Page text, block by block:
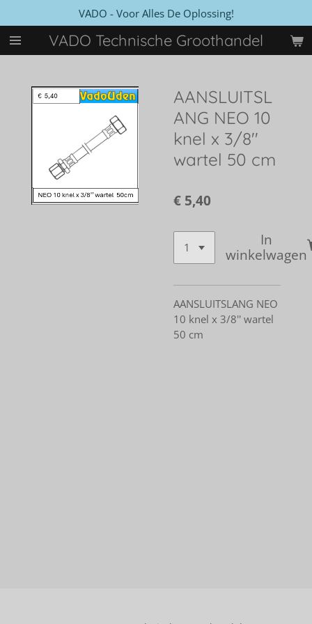
direct
naar
VADO Technische Groothandel
VADO - Voor Alles De Oplossing!
AANSLUITSL
ANG NEO 10
knel x 3/8''
wartel 50 cm
€ 5,40
In
winkelwagen
AANSLUITSLANG NEO
10 knel x 3/8'' wartel
50 cm